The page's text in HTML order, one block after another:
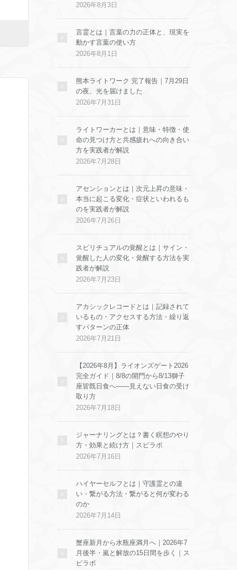
2026年8月3日
言霊とは｜言葉の力の正体と、現実を
動かす言葉の使い方
2026年8月1日
熊本ライトワーク 完了報告｜7月29日
の夜、光を届けました
2026年7月31日
ライトワーカーとは｜意味・特徴・使
命の見つけ方と共感疲れへの向き合い
方を実践者が解説
2026年7月28日
アセンションとは｜次元上昇の意味・
本当に起こる変化・症状といわれるも
のを実践者が解説
2026年7月26日
スピリチュアルの覚醒とは｜サイン・
覚醒した人の変化・覚醒する方法を実
践者が解説
2026年7月23日
アカシックレコードとは｜記録されて
いるもの・アクセスする方法・繰り返
すパターンの正体
2026年7月21日
【2026年8月】ライオンズゲート2026
完全ガイド｜8/8の開門から8/13獅子
座皆既日食へ——見えない日食の受け
取り方
2026年7月18日
ジャーナリングとは？書く瞑想のやり
方・効果と続け方｜スピラボ
2026年7月16日
ハイヤーセルフとは｜守護霊との違
い・繋がる方法・繋がると何が変わる
のか
2026年7月14日
蟹座新月から水瓶座満月へ｜2026年7
月後半・嵐と解放の15日間を歩く｜ス
ピラボ